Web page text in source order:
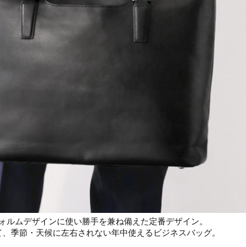
ルムデザインに使い勝手を兼ね備えた定番デザイン。
季節・天候に左右されない年中使えるビジネスバッグ。